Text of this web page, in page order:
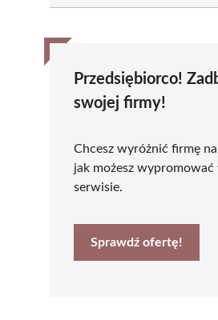
Przedsiębiorco!
swojej firmy!
Chcesz wyróżnić firmę
jak możesz
serwisie.
Sprawdź ofertę!